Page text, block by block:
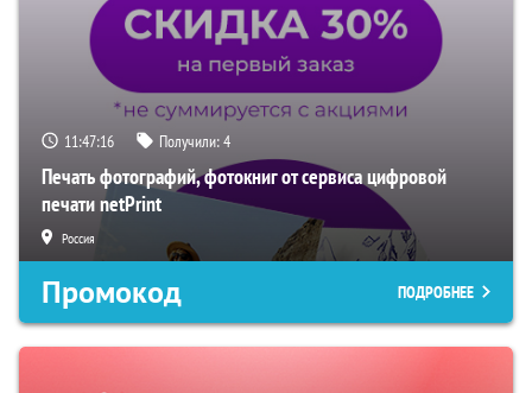
11:47:15 Получили:4
Печать фотографий, фотокниг от сервиса цифровой
печати netPrint
Россия
Промокод ПОДРОБНЕЕ